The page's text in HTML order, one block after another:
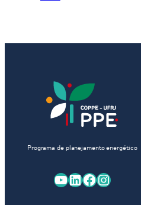
Programa de planejamento energético
YouTube LinkedIn Facebook Instagram